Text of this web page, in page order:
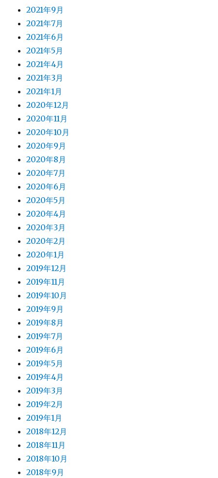
2021年9月
2021年7月
2021年6月
2021年5月
2021年4月
2021年3月
2021年1月
2020年12月
2020年11月
2020年10月
2020年9月
2020年8月
2020年7月
2020年6月
2020年5月
2020年4月
2020年3月
2020年2月
2020年1月
2019年12月
2019年11月
2019年10月
2019年9月
2019年8月
2019年7月
2019年6月
2019年5月
2019年4月
2019年3月
2019年2月
2019年1月
2018年12月
2018年11月
2018年10月
2018年9月